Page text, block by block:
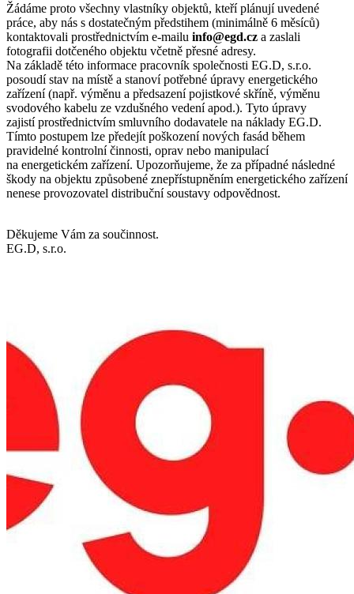
Žádáme proto všechny vlastníky objektů, kteří plánují uvedené
práce, aby nás s dostatečným předstihem (minimálně 6 měsíců)
kontaktovali prostřednictvím e-mailu info@egd.cz a zaslali
fotografii dotčeného objektu včetně přesné adresy.
Na základě této informace pracovník společnosti EG.D, s.r.o.
posoudí stav na místě a stanoví potřebné úpravy energetického
zařízení (např. výměnu a předsazení pojistkové skříně, výměnu
svodového kabelu ze vzdušného vedení apod.). Tyto úpravy
zajistí prostřednictvím smluvního dodavatele na náklady EG.D.
Tímto postupem lze předejít poškození nových fasád během
pravidelné kontrolní činnosti, oprav nebo manipulací
na energetickém zařízení. Upozorňujeme, že za případné následné
škody na objektu způsobené znepřístupněním energetického zařízení
nenese provozovatel distribuční soustavy odpovědnost.
Děkujeme Vám za součinnost.
EG.D, s.r.o.